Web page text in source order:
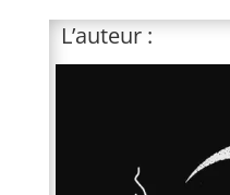
L’auteur :